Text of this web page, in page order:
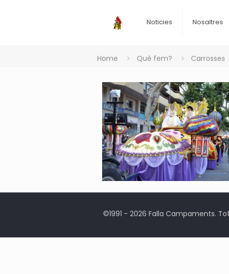
Noticies Nosaltres
Home Què fem? Carrosses
©1991 - 2026 Falla Campaments.